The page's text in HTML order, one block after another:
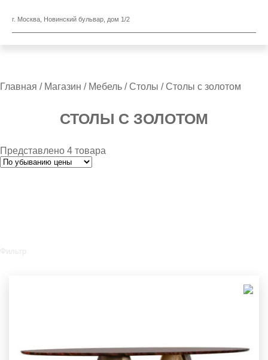
г. Москва, Новинский бульвар, дом 1/2
Главная / Магазин / Мебель /Столы / Столы с золотом
СТОЛЫ С ЗОЛОТОМ
Представлено 4 товара
Фильтр